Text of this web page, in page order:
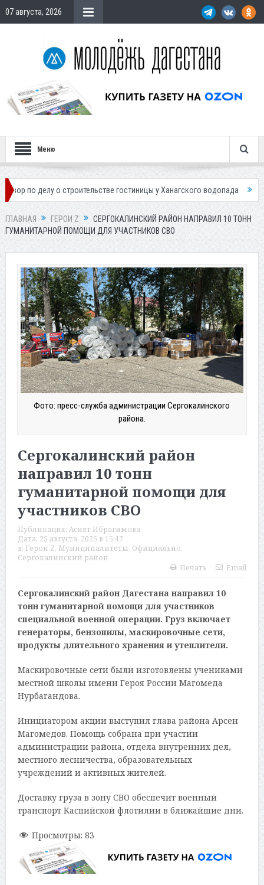
07 августа, 2026
Меню
о строительстве гостиницы у Ханагского водопада Власти
ГЛАВНАЯ ГЕРОИ Z
СЕРГОКАЛИНСКИЙ РАЙОН НАПРАВИЛ 10 ТОНН
ГУМАНИТАРНОЙ ПОМОЩИ ДЛЯ УЧАСТНИКОВ СВО
Фото: пресс-служба администрации Сергокалинского
района.
Сергокалинский район
направил 10 тонн
гуманитарной помощи для
участников СВО
Публикация: Асият Ибрагимова
Дата: 25 августа, 2025 в 15:47
в: Герои Z, Муниципалитеты, Официально,
Сергокалинский район
Печать
Email
Сергокалинский район Дагестана направил 10
тонн гуманитарной помощи для участников
специальной военной операции. Груз включает
генераторы, бензопилы, маскировочные сети,
продукты длительного хранения и утеплители.
Маскировочные сети были изготовлены учениками
местной школы имени Героя России Магомеда
Нурбагандова.
Инициатором акции выступил глава района Арсен
Магомедов. Помощь собрана при участии
администрации района, отдела внутренних дел,
местного лесничества, образовательных
учреждений и активных жителей.
Доставку груза в зону СВО обеспечит военный
транспорт Каспийской флотилии в ближайшие дни.
Просмотры: 83